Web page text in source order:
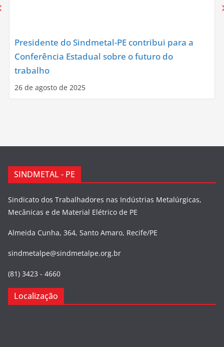
Presidente do Sindmetal-PE contribui para a
Conferência Estadual sobre o futuro do
trabalho
26 de agosto de 2025
SINDMETAL - PE
Sindicato dos Trabalhadores nas Indústrias Metalúrgicas,
Mecânicas e de Material Elétrico de PE
Almeida Cunha, 364, Santo Amaro, Recife/PE
sindmetalpe@sindmetalpe.org.br
(81) 3423 - 4660
Localização